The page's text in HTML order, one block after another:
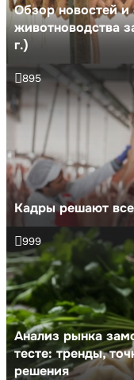
Обзор новостей
животноводства
г.)
Кадры решают
895
Анализ рынка
тесте: тренды,
решения
999